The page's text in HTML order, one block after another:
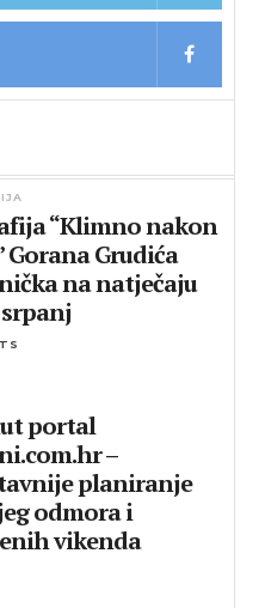
“Klimno nakon
Gorana Grudića
na natječaju
srpanj
portal
–
planiranje
odmora i
vikenda